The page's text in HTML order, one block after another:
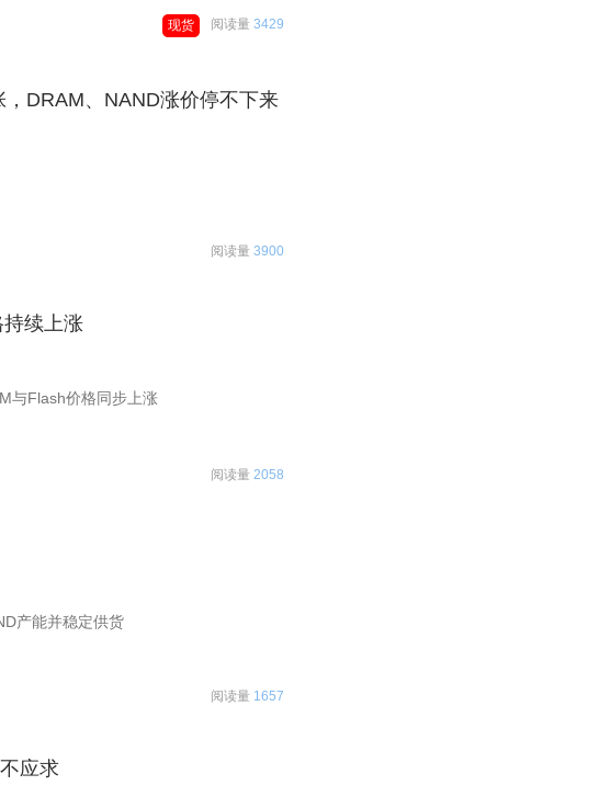
阅读量 3429
现货
，DRAM、NAND涨价停不下来
阅读量 3900
持续上涨
与Flash价格同步上涨
阅读量 2058
产能并稳定供货
阅读量 1657
应求